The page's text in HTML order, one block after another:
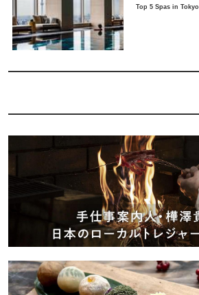
Top 5 Spas in Tokyo